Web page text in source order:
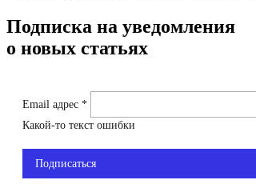
Подписка на уведомления
о новых статьях
Email адрес *
Какой-то текст ошибки
Подписаться